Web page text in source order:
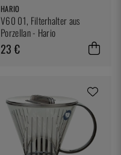
HARIO
V60 01, Filterhalter aus
Porzellan - Hario
23 €